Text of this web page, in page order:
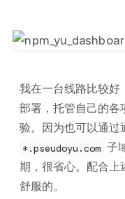
我在一台线路比较
部署，托管自己的各
验。因为也可以通过
*.pseudoyu.com 子
期，很省心。配合上
舒服的。